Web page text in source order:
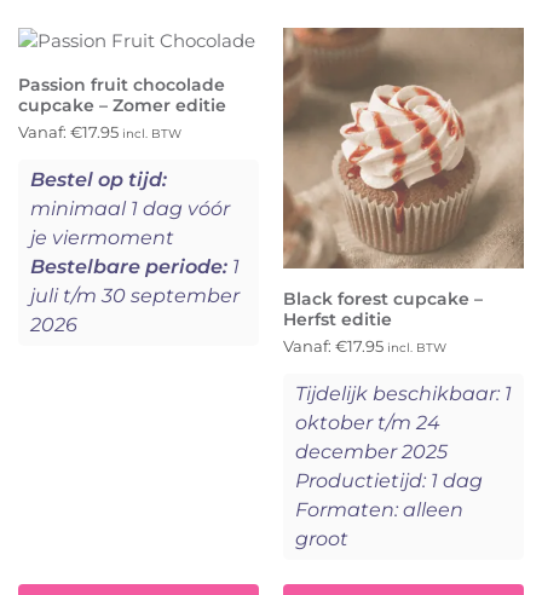
Passion fruit chocolade
cupcake – Zomer editie
Vanaf: €17.95 incl. BTW
Bestel op tijd:
minimaal 1 dag vóór
je viermoment
Bestelbare periode: 1
juli t/m 30 september
2026
Black forest cupcake –
Herfst editie
Vanaf: €17.95 incl. BTW
Tijdelijk beschikbaar: 1
oktober t/m 24
december 2025
Productietijd: 1 dag
Formaten: alleen
groot